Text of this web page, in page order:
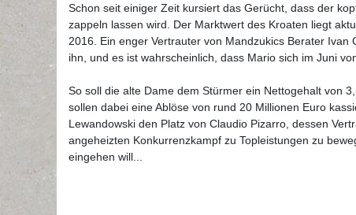
Schon seit einiger Zeit kursiert das Gerücht, dass der
zappeln lassen wird. Der Marktwert des Kroaten liegt
2016. Ein enger Vertrauter von Mandzukics Berater
ihn, und es ist wahrscheinlich, dass Mario sich im Juni
So soll die alte Dame dem Stürmer ein Nettogehalt von
sollen dabei eine Ablöse von rund 20 Millionen Euro
Lewandowski den Platz von Claudio Pizarro, dessen
angeheizten Konkurrenzkampf zu Topleistungen zu
eingehen will...